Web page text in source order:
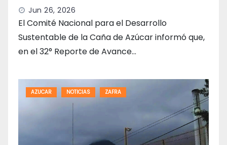
Jun 26, 2026
El Comité Nacional para el Desarrollo
Sustentable de la Caña de Azúcar informó que,
en el 32° Reporte de Avance…
AZUCAR NOTICIAS ZAFRA